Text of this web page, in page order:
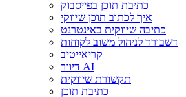
כתיבת תוכן בפייסבוק
איך לכתוב תוכן שיווקי
כתיבה שיווקית באינטרנט
דשבורד לניהול משוב לקוחות
קריאייטיב
דיוור AI
תקשורת שיווקית
כתיבת תוכן